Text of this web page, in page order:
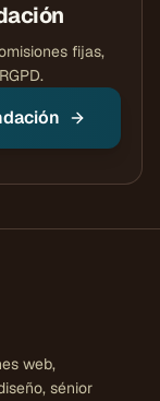
fijas,
web,
sénior